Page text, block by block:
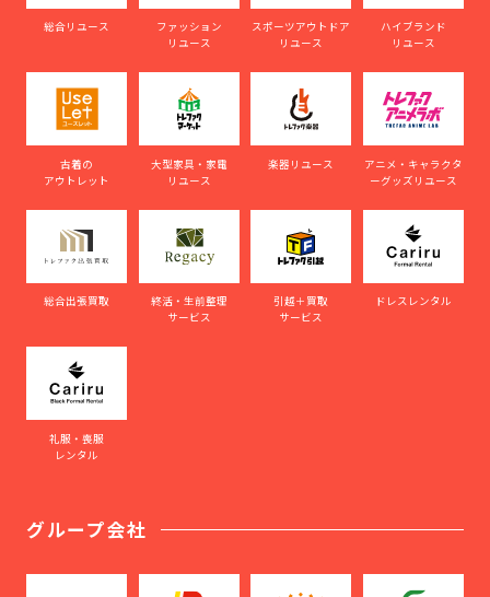
総合リユース
ファッション
リユース
スポーツアウトドア
リユース
ハイブランド
リユース
古着の
アウトレット
大型家具・家電
リユース
楽器リユース
アニメ・キャラクタ
ーグッズリユース
総合出張買取
終活・生前整理
サービス
引越＋買取
サービス
ドレスレンタル
礼服・喪服
レンタル
グループ会社